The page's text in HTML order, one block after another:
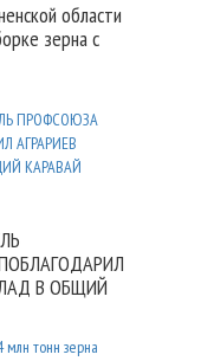
области
зерна с
В ОБЩИЙ